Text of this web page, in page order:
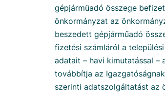
gépjárműadó összege
önkormányzat az
beszedett gépjárműadó
fizetési számláról a
adatait – havi kimutatással –
továbbítja az
szerinti adatszolgáltatást az